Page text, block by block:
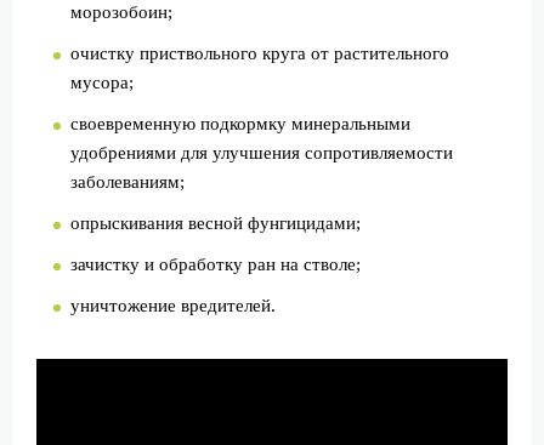
морозобоин;
очистку приствольного круга от растительного
мусора;
своевременную подкормку минеральными
удобрениями для улучшения сопротивляемости
заболеваниям;
опрыскивания весной фунгицидами;
зачистку и обработку ран на стволе;
уничтожение вредителей.